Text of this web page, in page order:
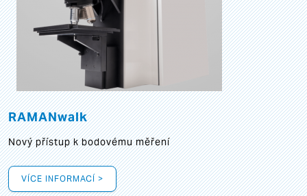
RAMANwalk
Nový přístup k bodovému měření
VÍCE INFORMACÍ >